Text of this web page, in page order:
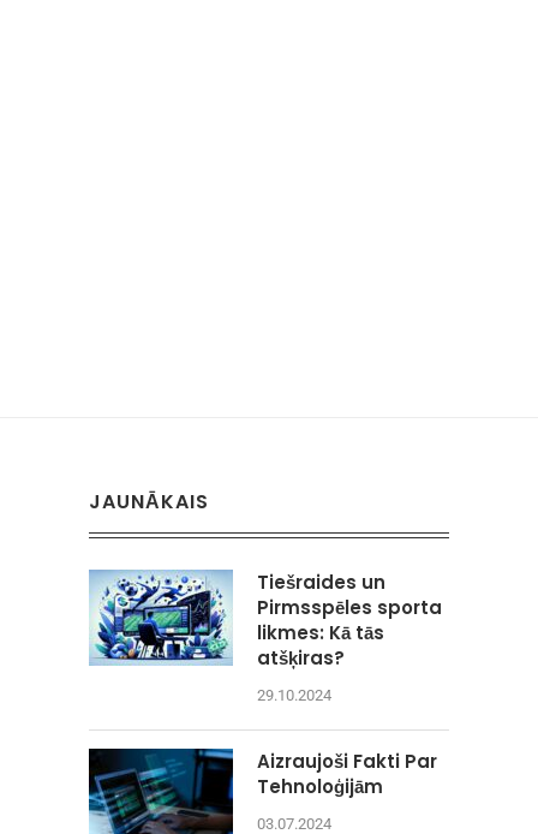
JAUNĀKAIS
Tiešraides un
Pirmsspēles sporta
likmes: Kā tās
atšķiras?
29.10.2024
Aizraujoši Fakti Par
Tehnoloģijām
03.07.2024